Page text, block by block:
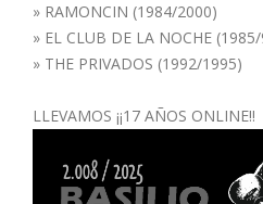
» RAMONCIN (1984/2000)
» EL CLUB DE LA NOCHE
» THE PRIVADOS (1992/1995)
LLEVAMOS ¡¡17 AÑOS ONLINE!!